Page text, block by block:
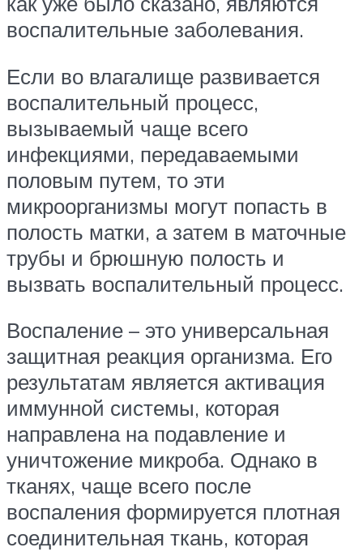
воспалительные заболевания.
Если во влагалище развивается
воспалительный процесс,
вызываемый чаще всего
инфекциями, передаваемыми
половым путем, то эти
микроорганизмы могут попасть в
полость матки, а затем в маточные
трубы и брюшную полость и
вызвать воспалительный процесс.
Воспаление – это универсальная
защитная реакция организма. Его
результатам является активация
иммунной системы, которая
направлена на подавление и
уничтожение микроба. Однако в
тканях, чаще всего после
воспаления формируется плотная
соединительная ткань, которая